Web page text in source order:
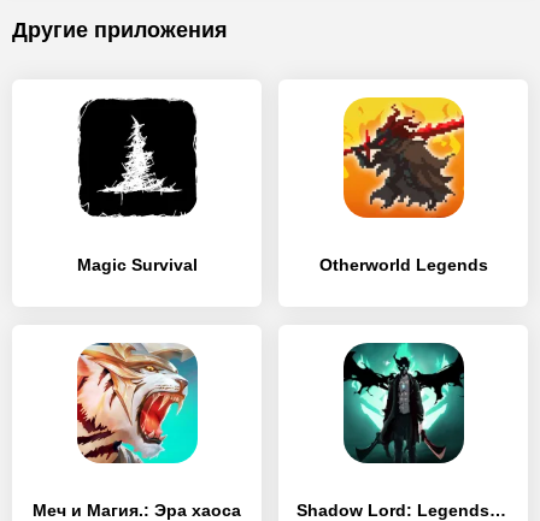
Другие приложения
Magic Survival Otherworld Legends
Меч и Магия.: Эра хаоса Shadow Lord: Legends Knight